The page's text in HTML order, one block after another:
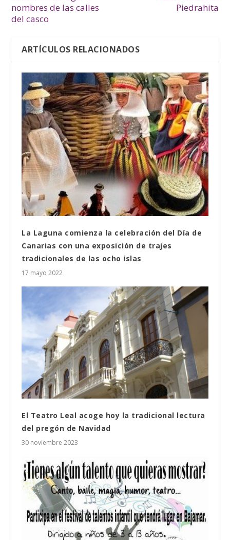
nombres de las calles
del casco
Piedrahita
ARTÍCULOS RELACIONADOS
La Laguna comienza la celebración del Día de
Canarias con una exposición de trajes
tradicionales de las ocho islas
17 mayo 2022
El Teatro Leal acoge hoy la tradicional lectura
del pregón de Navidad
30 noviembre 2023